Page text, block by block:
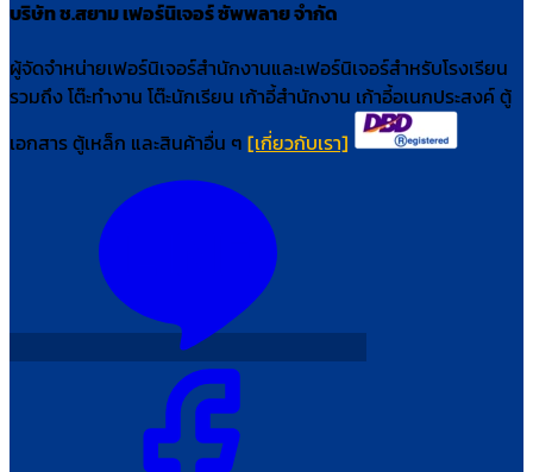
บริษัท ช.สยาม เฟอร์นิเจอร์ ซัพพลาย จำกัด
ผู้จัดจำหน่ายเฟอร์นิเจอร์สำนักงานและเฟอร์นิเจอร์สำหรับโรงเรียน
รวมถึง โต๊ะทำงาน โต๊ะนักเรียน เก้าอี้สำนักงาน เก้าอี้อเนกประสงค์ ตู้
เอกสาร ตู้เหล็ก และสินค้าอื่น ๆ [เกี่ยวกับเรา]